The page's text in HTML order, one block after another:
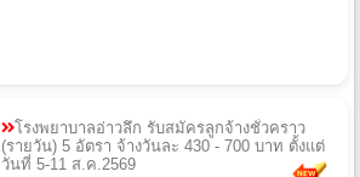
โรงพยาบาลอ่าวลึก รับสมัครลูกจ้างชั่วคราว
(รายวัน) 5 อัตรา จ้างวันละ 430 - 700 บาท ตั้งแต่
วันที่ 5-11 ส.ค.2569